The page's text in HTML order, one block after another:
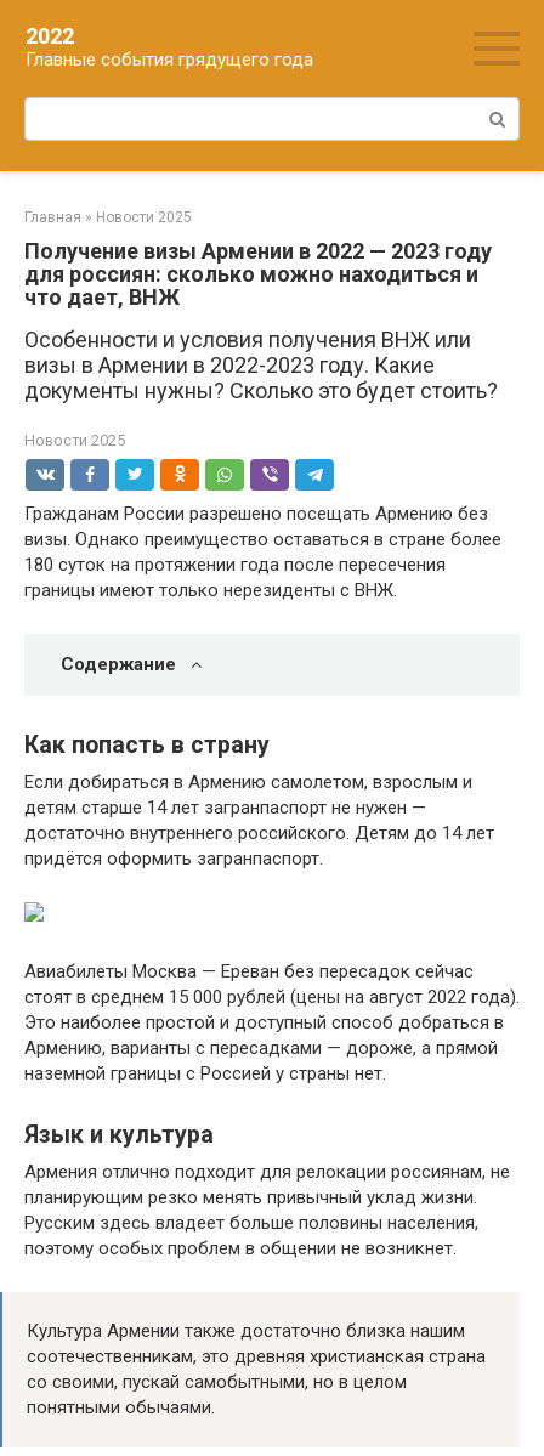
контенту
2022
Главные события грядущего года
Главная » Новости 2025
Получение визы Армении в 2022 — 2023 году
для россиян: сколько можно находиться и
что дает, ВНЖ
Особенности и условия получения ВНЖ или
визы в Армении в 2022-2023 году. Какие
документы нужны? Сколько это будет стоить?
Новости 2025
Гражданам России разрешено посещать Армению без
визы. Однако преимущество оставаться в стране более
180 суток на протяжении года после пересечения
границы имеют только нерезиденты с ВНЖ.
Содержание
Как попасть в страну
Если добираться в Армению самолетом, взрослым и
детям старше 14 лет загранпаспорт не нужен —
достаточно внутреннего российского. Детям до 14 лет
придётся оформить загранпаспорт.
Авиабилеты Москва — Ереван без пересадок сейчас
стоят в среднем 15 000 рублей (цены на август 2022 года).
Это наиболее простой и доступный способ добраться в
Армению, варианты с пересадками — дороже, а прямой
наземной границы с Россией у страны нет.
Язык и культура
Армения отлично подходит для релокации россиянам, не
планирующим резко менять привычный уклад жизни.
Русским здесь владеет больше половины населения,
поэтому особых проблем в общении не возникнет.
Культура Армении также достаточно близка нашим
соотечественникам, это древняя христианская страна
со своими, пускай самобытными, но в целом
понятными обычаями.